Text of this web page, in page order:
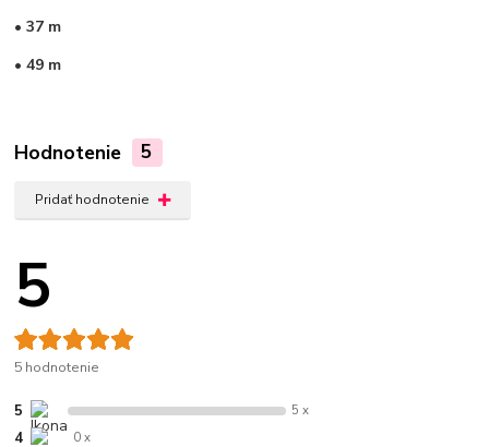
• 37 m
• 49 m
Hodnotenie 5
Pridať hodnotenie
5
5 hodnotenie
5 5 x
4 0 x